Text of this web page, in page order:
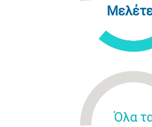
Όλα